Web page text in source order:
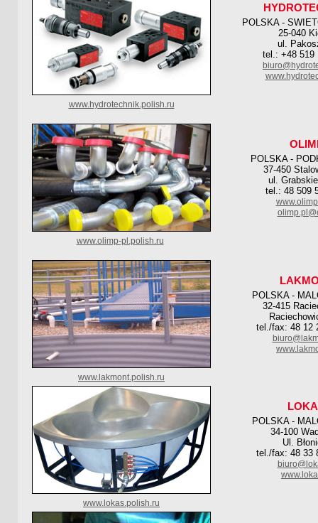
POLSKA -
25-040
ul.
tel.: +48 519
www.hydrotechnik.polish.ru
POLSKA -
37-450
ul.
tel.: 48 509
www.olimp-pl.polish.ru
POLSKA -
32-415
tel./fax: 48 12
www.lakmont.polish.ru
POLSKA -
34-100
Ul.
tel./fax: 48 33
www.lokas.polish.ru